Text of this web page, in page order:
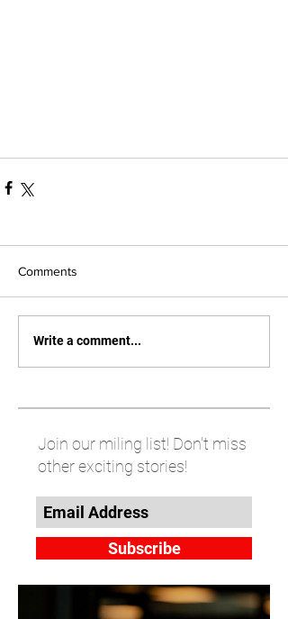
Comments
Write a comment...
Join our miling list! Don't miss
other exciting stories!
Subscribe